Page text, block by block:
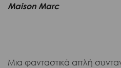
Maison Marc
Μια φανταστικά απλή